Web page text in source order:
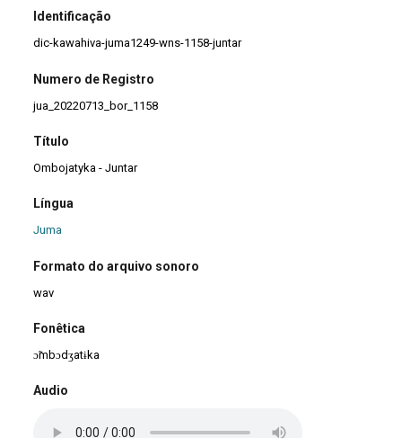
Identificação
dic-kawahiva-juma1249-wns-1158-juntar
Numero de Registro
jua_20220713_bor_1158
Título
Ombojatyka - Juntar
Língua
Juma
Formato do arquivo sonoro
wav
Fonêtica
ɔ̃mbɔdʒatɨka
Audio